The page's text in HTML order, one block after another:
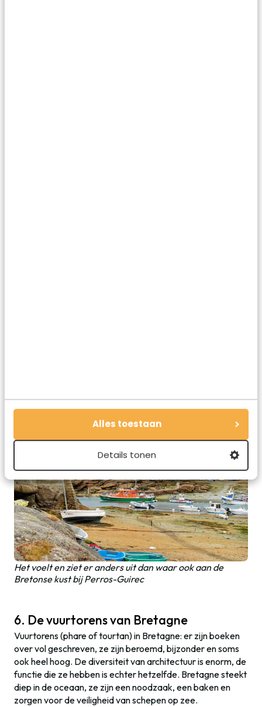
Alles toestaan
Details tonen
Het voelt en ziet er anders uit dan waar ook aan de
Bretonse kust bij Perros-Guirec
6. De vuurtorens van Bretagne
Vuurtorens (phare of tourtan) in Bretagne: er zijn boeken
over vol geschreven, ze zijn beroemd, bijzonder en soms
ook heel hoog. De diversiteit van architectuur is enorm, de
functie die ze hebben is echter hetzelfde. Bretagne steekt
diep in de oceaan, ze zijn een noodzaak, een baken en
zorgen voor de veiligheid van schepen op zee.